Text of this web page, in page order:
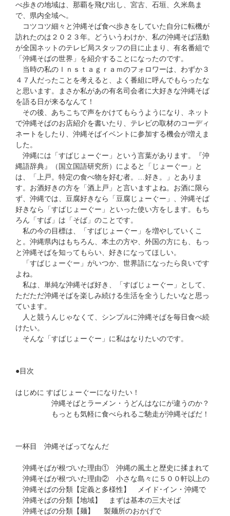
べ歩きの地域は、那覇を飛び出し、宮古、石垣、久米島ま
で、県内全域へ。
コツコツ細々と沖縄そば食べ歩きをしていた自分に転機が
訪れたのは２０２３年。どういうわけか、私の沖縄そば活動
が全国ネットのテレビ局スタッフの目に止まり、有名番組で
「沖縄そばの世界」を紹介することになったのです。
当時の私のＩｎｓｔａｇｒａｍのフォロワーは、わずか３
４７人だったことを考えると、よく番組に呼んでもらったな
と思います。まさか私があの有名司会者に大好きな沖縄そば
を語る日が来るなんて！
その後、あちこちで声をかけてもらうようになり、ネット
で沖縄そばのお店紹介を書いたり、テレビの取材のコーディ
ネートをしたり、沖縄そばイベントに参加する機会が増えま
した。
沖縄には「すばじょーぐー」という言葉があります。『沖
縄語辞典』（国立国語研究所）によると「じょーぐー」と
は、「上戸。特定の食べ物を好む者。…好き。」とありま
す。お酒好きの方を「酒上戸」と言いますよね。お酒に限ら
ず、沖縄では、豆腐好きなら「豆腐じょーぐー」、沖縄そば
好きなら「すばじょーぐー」といった使い方をします。もち
ろん「すば」は「そば」のことです。
私の今の目標は、「すばじょーぐー」を増やしていくこ
と。沖縄県内はもちろん、本土の方や、外国の方にも、もっ
と沖縄そばを知ってもらい、好きになってほしい。
「すばじょーぐー」がいつか、世界語になったら良いです
よね。
私は、単純な沖縄そば好き、「すばじょーぐー」として、
ただただ沖縄そばを楽しみ続ける生活を全うしたいなと思っ
ています。
人と競うんじゃなくて、シンプルに沖縄そばを毎日食べ続
けたい。
そんな「すばじょーぐー」に私はなりたいのです。
●目次
はじめに すばじょーぐーになりたい！
沖縄そばとラーメン・うどんはなにが違うのか？
もっとも気軽に食べられるご馳走が沖縄そばだ！
一杯目 沖縄そばってなんだ
沖縄そばが根づいた理由① 沖縄の風土と歴史に揉まれて
沖縄そばが根づいた理由② 小さな島々に５００軒以上の
沖縄そばの分類【定義と多様性】 メイド･イン・沖縄で
沖縄そばの分類【地域】 まずは基本の三大そば
沖縄そばの分類【麺】 製麺所のおかげで